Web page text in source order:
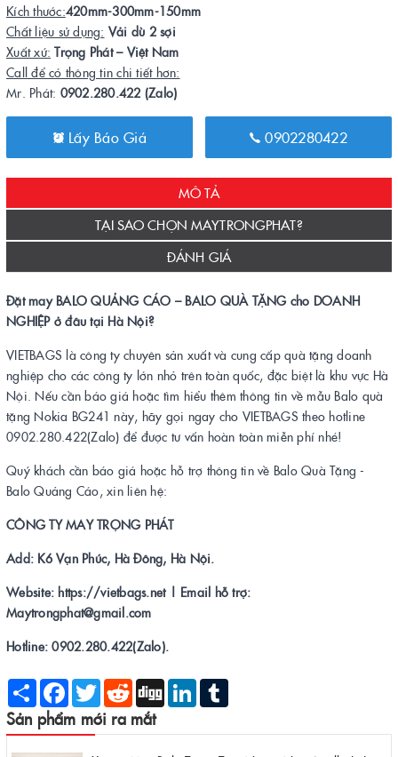
Kích thước:420mm-300mm-150mm
Chất liệu sử dụng: Vải dù 2 sợi
Xuất xứ: Trọng Phát – Việt Nam
Call để có thông tin chi tiết hơn:
Mr. Phát: 0902.280.422 (Zalo)
Lấy Báo Giá 0902280422
MÔ TẢ
TẠI SAO CHỌN MAYTRONGPHAT?
ĐÁNH GIÁ
Đặt may BALO QUẢNG CÁO – BALO QUÀ TẶNG cho DOANH
NGHIỆP ở đâu tại Hà Nội?
VIETBAGS là công ty chuyên sản xuất và cung cấp quà tặng doanh
nghiệp cho các công ty lớn nhỏ trên toàn quốc, đặc biệt là khu vực Hà
Nội. Nếu cần báo giá hoặc tìm hiểu thêm thông tin về mẫu Balo quà
tặng Nokia BG241 này, hãy gọi ngay cho VIETBAGS theo hotline
0902.280.422(Zalo) để được tư vấn hoàn toàn miễn phí nhé!
Quý khách cần báo giá hoặc hỗ trợ thông tin về Balo Quà Tặng -
Balo Quảng Cáo, xin liên hệ:
CÔNG TY MAY TRỌNG PHÁT
Add: K6 Vạn Phúc, Hà Đông, Hà Nội.
Website: https://vietbags.net | Email hỗ trợ:
Maytrongphat@gmail.com
Hotline: 0902.280.422(Zalo).
Share Facebook
Twitter Reddit Digg LinkedIn
Sản phẩm mới ra mắt